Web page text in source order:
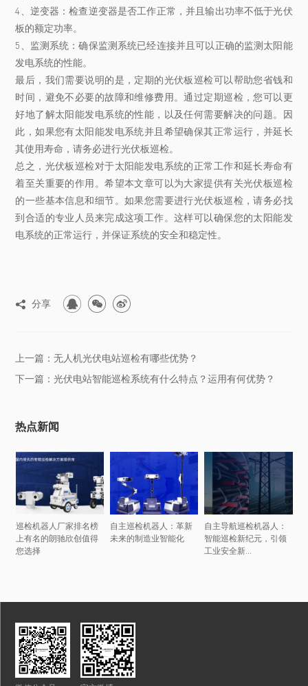
4、逆变器：检查逆变器是否工作正常，并且输出功率不低于光伏
板的额定功率。
5、监测系统：确保监测系统已经连接并且可以正确的监测太阳能
发电系统的性能。
最后，我们需要说明的是，定期的光伏板巡检可以帮助您省钱和
时间，避免不必要的故障和维修费用。通过定期巡检，您可以更
好地了解太阳能发电系统的性能，以及任何需要解决的问题。因
此，如果您有太阳能发电系统并且希望确保其正常运行，并延长
其使用寿命，请务必进行光伏板巡检。
总之，光伏板巡检对于太阳能发电系统的正常工作和延长寿命有
着至关重要的作用。希望本文章可以为大家提供有关光伏板巡检
的一些基本信息和细节。如果您需要进行光伏板巡检，请务必找
到合适的专业人员来完成这项工作。这样可以确保您的太阳能发
电系统的正常运行，并保证系统的安全和稳定性。
 分享   
上一篇：无人机光伏电站巡检有哪些优势？
下一篇：光伏电站智能巡检系统有什么特点？运用有何优势？
热点新闻
巡检机器人厂家排名榜
上有名的朗驰欣创值得
您选择
自主巡检机器人：革新
未来的制造业智能化
自主导航巡检机器人：
智能巡检新纪元，引领
工业安全新...